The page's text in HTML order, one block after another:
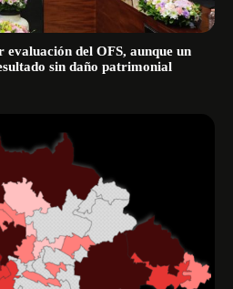
del OFS, aunque un
sin daño patrimonial